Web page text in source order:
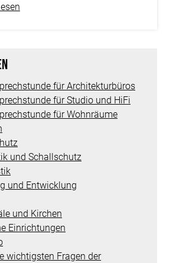
für Architekturbüros
für Studio und HiFi
für Wohnräume
und Schallschutz
und Entwicklung
und Kirchen
Einrichtungen
wichtigsten Fragen der